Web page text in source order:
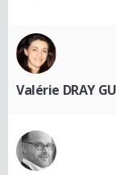
Valérie DRAY